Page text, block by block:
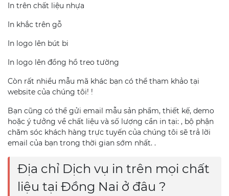
In trên chất liệu nhựa
In khắc trên gỗ
In logo lên bút bi
In logo lên đồng hồ treo tường
Còn rất nhiều mẫu mã khác bạn có thể tham khảo tại
website của chúng tôi! !
Bạn cũng có thể gửi email mẫu sản phẩm, thiết kế, demo
hoặc ý tưởng về chất liệu và số lượng cần in tại: , bộ phận
chăm sóc khách hàng trực tuyến của chúng tôi sẽ trả lời
email của bạn trong thời gian sớm nhất. .
Địa chỉ Dịch vụ in trên mọi chất
liệu tại Đồng Nai ở đâu ?